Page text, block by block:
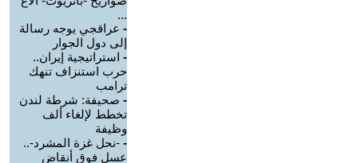
...
- عراقجي يوجه رسالة
إلى دول الجوار
- استراتيجية إيران..
حرب استنزاف تنهك
ترامب
- صحيفة: شرطة لندن
تخطط لإلغاء ألف
وظيفة
- -نحل غزة المشرد-..
عسل فوق أنقاض